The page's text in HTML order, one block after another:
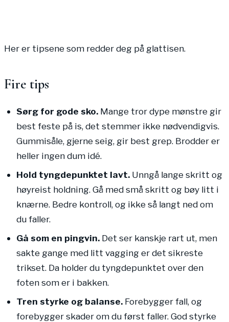
Her er tipsene som redder deg på glattisen.
Fire tips
Sørg for gode sko. Mange tror dype mønstre gir
best feste på is, det stemmer ikke nødvendigvis.
Gummisåle, gjerne seig, gir best grep. Brodder er
heller ingen dum idé.
Hold tyngdepunktet lavt. Unngå lange skritt og
høyreist holdning. Gå med små skritt og bøy litt i
knærne. Bedre kontroll, og ikke så langt ned om
du faller.
Gå som en pingvin. Det ser kanskje rart ut, men
sakte gange med litt vagging er det sikreste
trikset. Da holder du tyngdepunktet over den
foten som er i bakken.
Tren styrke og balanse. Forebygger fall, og
forebygger skader om du først faller. God styrke